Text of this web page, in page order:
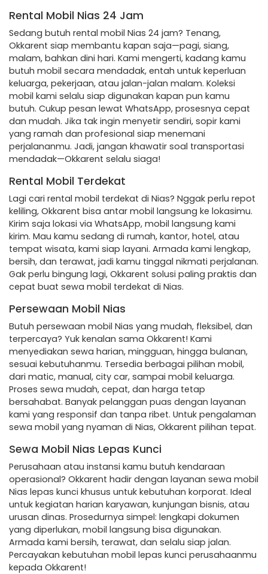
Rental Mobil Nias 24 Jam
Sedang butuh rental mobil Nias 24 jam? Tenang,
Okkarent siap membantu kapan saja—pagi, siang,
malam, bahkan dini hari. Kami mengerti, kadang kamu
butuh mobil secara mendadak, entah untuk keperluan
keluarga, pekerjaan, atau jalan-jalan malam. Koleksi
mobil kami selalu siap digunakan kapan pun kamu
butuh. Cukup pesan lewat WhatsApp, prosesnya cepat
dan mudah. Jika tak ingin menyetir sendiri, sopir kami
yang ramah dan profesional siap menemani
perjalananmu. Jadi, jangan khawatir soal transportasi
mendadak—Okkarent selalu siaga!
Rental Mobil Terdekat
Lagi cari rental mobil terdekat di Nias? Nggak perlu repot
keliling, Okkarent bisa antar mobil langsung ke lokasimu.
Kirim saja lokasi via WhatsApp, mobil langsung kami
kirim. Mau kamu sedang di rumah, kantor, hotel, atau
tempat wisata, kami siap layani. Armada kami lengkap,
bersih, dan terawat, jadi kamu tinggal nikmati perjalanan.
Gak perlu bingung lagi, Okkarent solusi paling praktis dan
cepat buat sewa mobil terdekat di Nias.
Persewaan Mobil Nias
Butuh persewaan mobil Nias yang mudah, fleksibel, dan
terpercaya? Yuk kenalan sama Okkarent! Kami
menyediakan sewa harian, mingguan, hingga bulanan,
sesuai kebutuhanmu. Tersedia berbagai pilihan mobil,
dari matic, manual, city car, sampai mobil keluarga.
Proses sewa mudah, cepat, dan harga tetap
bersahabat. Banyak pelanggan puas dengan layanan
kami yang responsif dan tanpa ribet. Untuk pengalaman
sewa mobil yang nyaman di Nias, Okkarent pilihan tepat.
Sewa Mobil Nias Lepas Kunci
Perusahaan atau instansi kamu butuh kendaraan
operasional? Okkarent hadir dengan layanan sewa mobil
Nias lepas kunci khusus untuk kebutuhan korporat. Ideal
untuk kegiatan harian karyawan, kunjungan bisnis, atau
urusan dinas. Prosedurnya simpel: lengkapi dokumen
yang diperlukan, mobil langsung bisa digunakan.
Armada kami bersih, terawat, dan selalu siap jalan.
Percayakan kebutuhan mobil lepas kunci perusahaanmu
kepada Okkarent!